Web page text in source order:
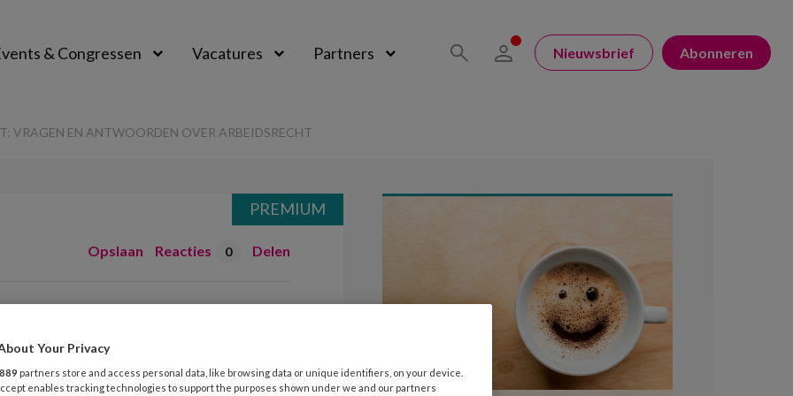
& Congressen Vacatures Partners Nieuwsbrief Abonneren
VRAGEN EN ANTWOORDEN OVER ARBEIDSRECHT
Opslaan Reacties 0 Delen
wat niet: vragen
over
PREMIUM
Your Privacy
889 partners store and access personal data, like browsing data or unique identifiers, on your device.
enables tracking technologies to support the purposes shown under we and our partners